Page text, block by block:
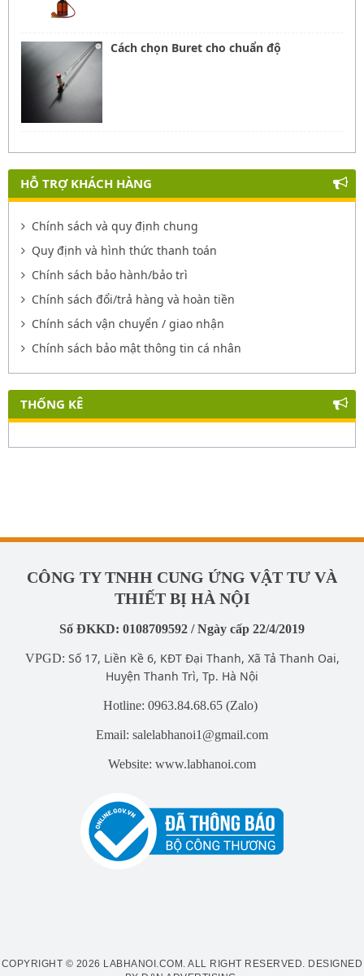
Cách chọn Buret cho chuẩn độ
HỖ TRỢ KHÁCH HÀNG
Chính sách và quy định chung
Quy định và hình thức thanh toán
Chính sách bảo hành/bảo trì
Chính sách đổi/trả hàng và hoàn tiền
Chính sách vận chuyển / giao nhận
Chính sách bảo mật thông tin cá nhân
THỐNG KÊ
CÔNG TY TNHH CUNG ỨNG VẬT TƯ VÀ
THIẾT BỊ HÀ NỘI
Số ĐKKD: 0108709592 / Ngày cấp 22/4/2019
VPGD: Số 17, Liền Kề 6, KĐT Đại Thanh, Xã Tả Thanh Oai,
Huyện Thanh Trì, Tp. Hà Nội
Hotline: 0963.84.68.65 (Zalo)
Email: salelabhanoi1@gmail.com
Website: www.labhanoi.com
COPYRIGHT © 2026 LABHANOI.COM. ALL RIGHT RESERVED. DESIGNED